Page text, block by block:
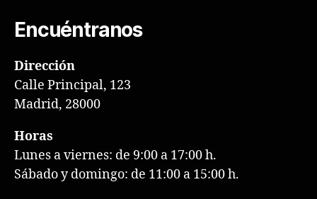
Encuéntranos
Dirección
Calle Principal, 123
Madrid, 28000
Horas
Lunes a viernes: de 9:00 a 17:00 h.
Sábado y domingo: de 11:00 a 15:00 h.